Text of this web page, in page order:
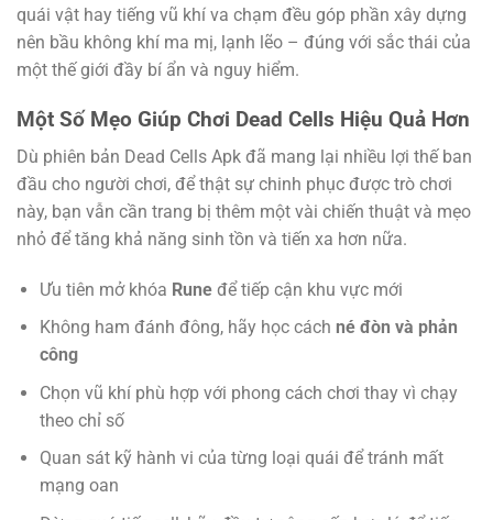
quái vật hay tiếng vũ khí va chạm đều góp phần xây dựng
nên bầu không khí ma mị, lạnh lẽo – đúng với sắc thái của
một thế giới đầy bí ẩn và nguy hiểm.
Một Số Mẹo Giúp Chơi Dead Cells Hiệu Quả Hơn
Dù phiên bản Dead Cells Apk đã mang lại nhiều lợi thế ban
đầu cho người chơi, để thật sự chinh phục được trò chơi
này, bạn vẫn cần trang bị thêm một vài chiến thuật và mẹo
nhỏ để tăng khả năng sinh tồn và tiến xa hơn nữa.
Ưu tiên mở khóa Runeđể tiếp cận khu vực mới
Không ham đánh đông, hãy học cách né đòn và phản
công
Chọn vũ khí phù hợp với phong cách chơi thay vì chạy
theo chỉ số
Quan sát kỹ hành vi của từng loại quái để tránh mất
mạng oan